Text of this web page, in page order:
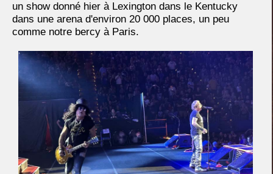
un show donné hier à Lexington dans le Kentucky
dans une arena d'environ 20 000 places, un peu
comme notre bercy à Paris.